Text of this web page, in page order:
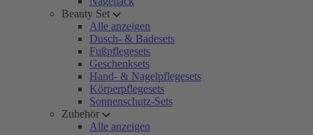
Beauty Set
Alle anzeigen
Dusch- & Badesets
Fußpflegesets
Geschenksets
Hand- & Nagelpflegesets
Körperpflegesets
Sonnenschutz-Sets
Zubehör
Alle anzeigen